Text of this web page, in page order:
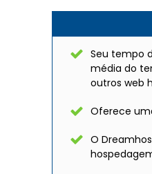
Seu tempo
média do
outros web
Oferece
O